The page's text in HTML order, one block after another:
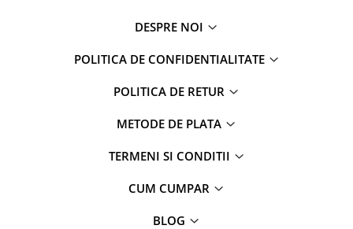
DESPRE NOI
POLITICA DE CONFIDENTIALITATE
POLITICA DE RETUR
METODE DE PLATA
TERMENI SI CONDITII
CUM CUMPAR
BLOG